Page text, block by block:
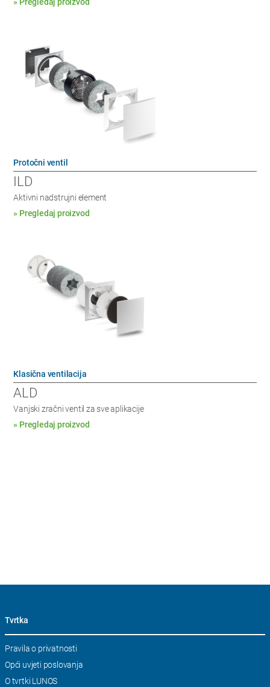
Protočni ventil
ILD
Aktivni nadstrujni element
» Pregledaj proizvod
Klasična ventilacija
ALD
Vanjski zračni ventil za sve aplikacije
» Pregledaj proizvod
Tvrtka
Skip
Pravila o privatnosti
Opći uvjeti poslovanja
O tvrtki LUNOS